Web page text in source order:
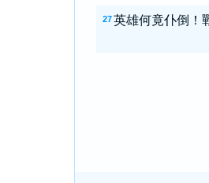
27 英雄何竟仆倒！